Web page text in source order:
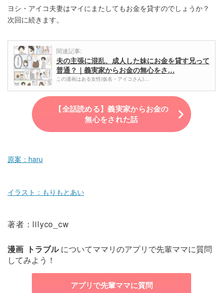
ヨシ・アイコ夫妻はマイにまたしてもお金を貸すのでしょうか？
次回に続きます。
関連記事:
夫の主張に混乱、成人した妹にお金を貸す兄って
普通？｜義実家からお金の無心をさ…
この漫画はある女性(仮名・アイコさん)…
【全話読める】義実家からお金の
無心をされた話
原案：haru
イラスト：もりもとあい
著者：lilyco_cw
漫画 トラブルについてママリのアプリで先輩ママに質問
してみよう！
アプリで先輩ママに質問